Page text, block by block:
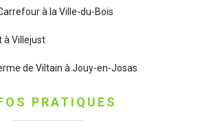
à la Ville-du-Bois
à Villejust
de Viltain à Jouy-en-Josas
PRATIQUES